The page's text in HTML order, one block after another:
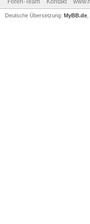
Foren-Team Kontakt
Deutsche Übersetzung: MyBB.de